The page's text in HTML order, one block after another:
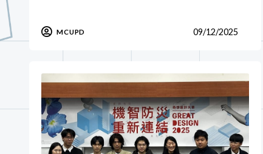
MCUPD 09/12/2025